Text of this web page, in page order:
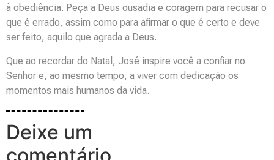
à obediência. Peça a Deus ousadia e coragem para recusar o
que é errado, assim como para afirmar o que é certo e deve
ser feito, aquilo que agrada a Deus.
Que ao recordar do Natal, José inspire você a confiar no
Senhor e, ao mesmo tempo, a viver com dedicação os
momentos mais humanos da vida.
Deixe um